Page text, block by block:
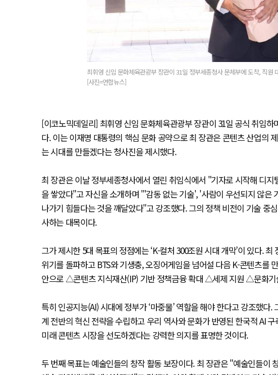
최휘영 신임 문화체육관광부 장관이 31일 정부세종청사 문체부에 도착, 직원
[사진=연합뉴스]
[이코노믹데일리] 최휘영 신임 문화체육관광부 장관이 31일 공식 취임하
다. 이는 이재명 대통령의 핵심 문화 공약으로 최 장관은 콘텐츠 산업의
는 시대를 만들겠다는 청사진을 제시했다.
최 장관은 이날 정부세종청사에서 열린 취임식에서 "기자로 시작해 디
을 쌓았다"고 자신을 소개하며 "'감동 없는 기술', '사람이 우선되지 않은
나가기 힘들다는 것을 깨달았다"고 강조했다. 그의 정책 비전이 기술 중
사하는 대목이다.
그가 제시한 5대 목표의 정점에는 ‘K-컬처 300조원 시대 개막’이 있다.
위기를 돌파하고 BTS와 기생충, 오징어게임을 넘어설 다음 K-콘텐츠를
안으로 △콘텐츠 지식재산(IP) 기반 정책금융 확대 △세제 지원 △문화
특히 인공지능(AI) 시대에 정부가 ‘마중물’ 역할을 해야 한다고 강조했
계 전반의 혁신 전략을 수립하고 우리 역사와 문화가 반영된 한국적 AI
미래 콘텐츠 시장을 선도하겠다는 강력한 의지를 표명한 것이다.
두 번째 목표는 예술인들의 창작 활동 보장이다. 최 장관은 "예술인들이